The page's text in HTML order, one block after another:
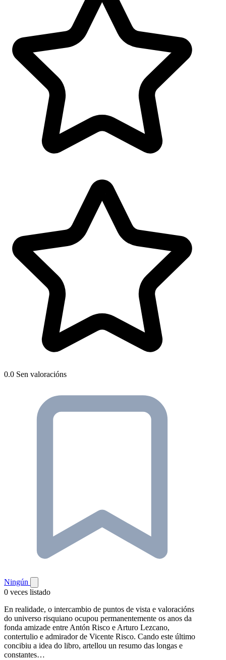
0.0 Sen valoracións
Ningún
0 veces listado
En realidade, o intercambio de puntos de vista e valoracións
do universo risquiano ocupou permanentemente os anos da
fonda amizade entre Antón Risco e Arturo Lezcano,
contertulio e admirador de Vicente Risco. Cando este último
concibiu a idea do libro, artellou un resumo das longas e
constantes…